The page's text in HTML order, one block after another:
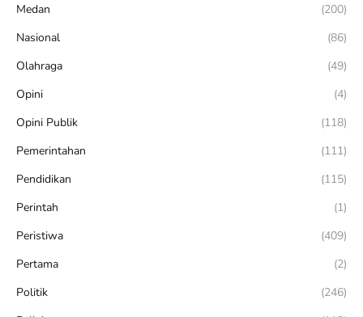
Medan
(200)
Nasional
(86)
Olahraga
(49)
Opini
(4)
Opini Publik
(118)
Pemerintahan
(111)
Pendidikan
(115)
Perintah
(1)
Peristiwa
(409)
Pertama
(2)
Politik
(246)